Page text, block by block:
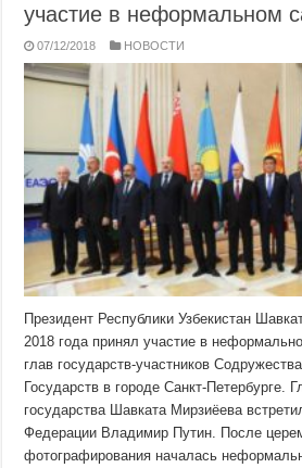
участие в неформальном
07/12/2018 НОВОСТИ
Президент Республики Узбекистан
2018 года принял участие в
глав государств-участников
Государств в городе Санкт-Петербурге.
государства Шавката Мирзиёева
Федерации Владимир Путин. После
фотографирования началась